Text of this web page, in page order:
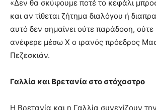
«Δεν θα σκύψουμε ποτέ το κεφάλι
και αν τίθεται ζήτημα διαλόγου ή
αυτό δεν σημαίνει ούτε παράδοση,
ανέφερε μέσω X ο ιρανός πρόεδρος
Πεζεσκιάν.
Γαλλία και Βρετανία στο στόχαστρο
Η Βρετανία και η Γαλλία συνεχίζουν